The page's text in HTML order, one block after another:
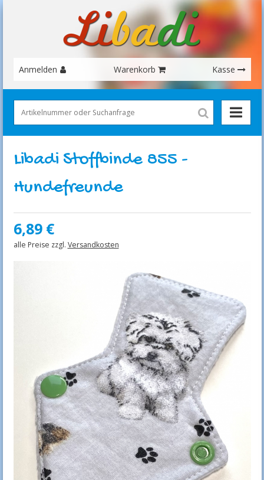
Anmelden Warenkorb Kasse
Libadi Stoffbinde 855 -
Hundefreunde
6,89 €
alle Preise zzgl. Versandkosten